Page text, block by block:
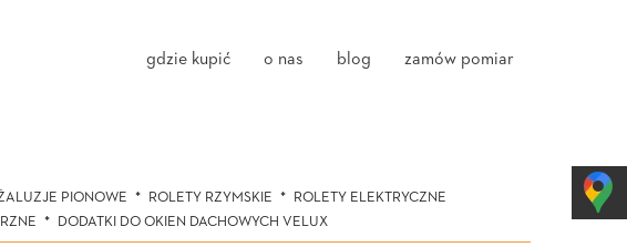
gdzie kupić o nas blog zamów pomiar
PIONOWE ROLETY RZYMSKIE
ROLETY ELEKTRYCZNE
DODATKI DO OKIEN DACHOWYCH VELUX